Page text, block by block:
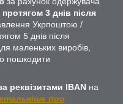
протягом 3 днів після
Укрпоштою /
5 днів після
маленьких виробів,
пошкодити
реквізитами IBAN на
про